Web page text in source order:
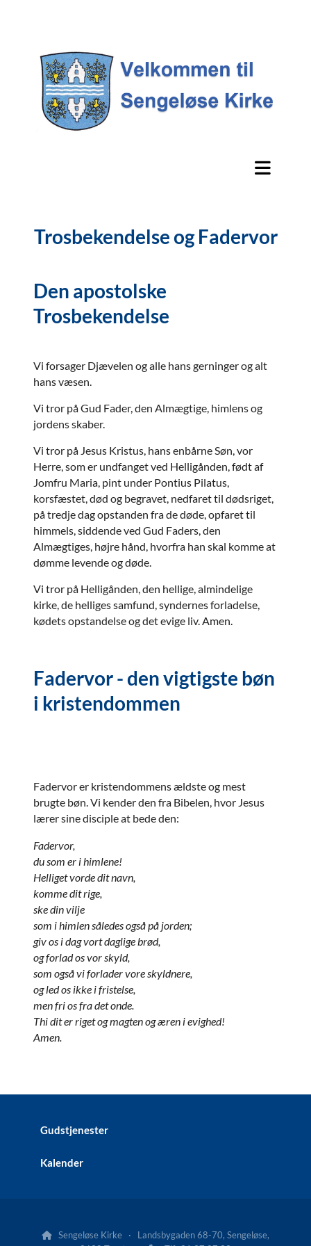
Trosbekendelse og Fadervor
Den apostolske
Trosbekendelse
Vi forsager Djævelen og alle hans gerninger og alt
hans væsen.
Vi tror på Gud Fader, den Almægtige, himlens og
jordens skaber.
Vi tror på Jesus Kristus, hans enbårne Søn, vor
Herre, som er undfanget ved Helligånden, født af
Jomfru Maria, pint under Pontius Pilatus,
korsfæstet, død og begravet, nedfaret til dødsriget,
på tredje dag opstanden fra de døde, opfaret til
himmels, siddende ved Gud Faders, den
Almægtiges, højre hånd, hvorfra han skal komme at
dømme levende og døde.
Vi tror på Helligånden, den hellige, almindelige
kirke, de helliges samfund, syndernes forladelse,
kødets opstandelse og det evige liv. Amen.
Fadervor - den vigtigste bøn
i kristendommen
Fadervor er kristendommens ældste og mest
brugte bøn. Vi kender den fra Bibelen, hvor Jesus
lærer sine disciple at bede den:
Fadervor,
du som er i himlene!
Helliget vorde dit navn,
komme dit rige,
ske din vilje
som i himlen således også på jorden;
giv os i dag vort daglige brød,
og forlad os vor skyld,
som også vi forlader vore skyldnere,
og led os ikke i fristelse,
men fri os fra det onde.
Thi dit er riget og magten og æren i evighed!
Amen.
Gudstjenester
Kalender

Sengeløse Kirke · Landsbygaden 68-70, Sengeløse,